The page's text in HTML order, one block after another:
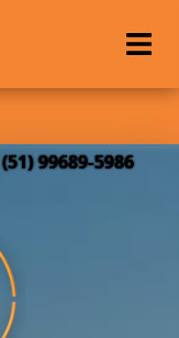
(51) 99689-5986